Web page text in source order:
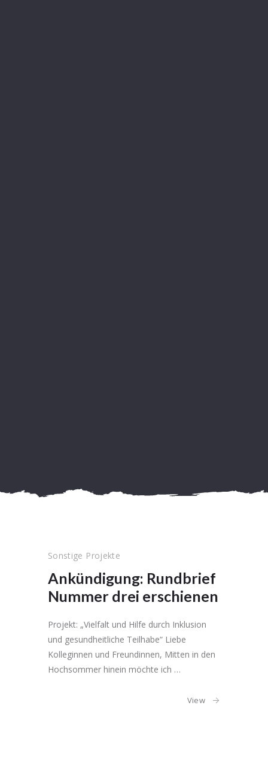
Sonstige Projekte
Ankündigung: Rundbrief
Nummer drei erschienen
Projekt: „Vielfalt und Hilfe durch Inklusion
und gesundheitliche Teilhabe“ Liebe
Kolleginnen und Freundinnen, Mitten in den
Hochsommer hinein möchte ich …
View